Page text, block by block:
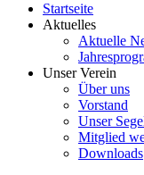
Startseite
Aktuelles
Aktuelle
Unser Verein
Über uns
Vorstand
Unser
Mitglied
Downloads